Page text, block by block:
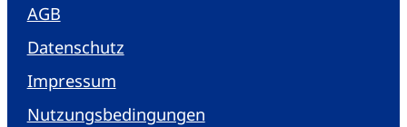
AGB
Datenschutz
Impressum
Nutzungsbedingungen